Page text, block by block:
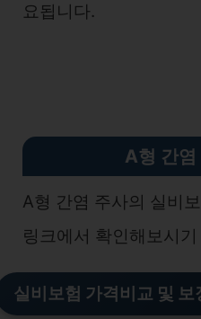
요됩니다.
A형 간염
A형 간염 주사의 실비
링크에서 확인해보시
실비보험 가격비교 및 보